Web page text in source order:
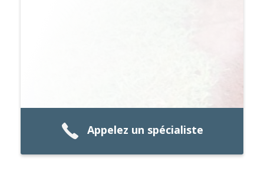
Appelez un spécialiste